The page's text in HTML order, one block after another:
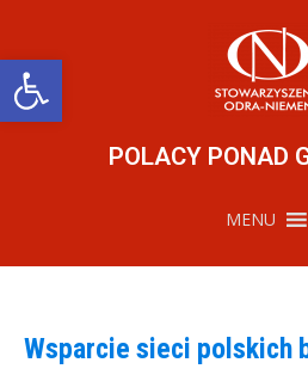
Otwórz pasek
POLACY PONAD
MENU
Wsparcie sieci polskich